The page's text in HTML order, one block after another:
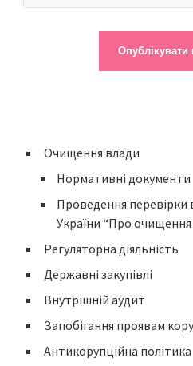
Очищення влади
Нормативні документи
Проведення перевірки
України “Про
Регуляторна діяльність
Державні закупівлі
Внутрішній аудит
Запобігання проявам
Антикорупційна політика